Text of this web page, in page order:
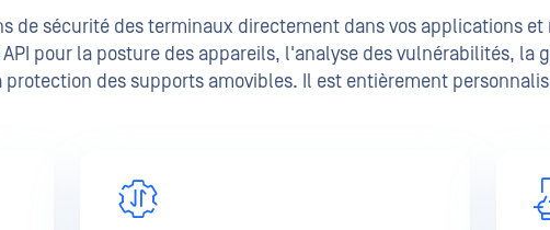
de sécurité des terminaux directement dans vos applications
API pour la posture des appareils, l'analyse des vulnérabilités,
des supports amovibles. Il est entièrement